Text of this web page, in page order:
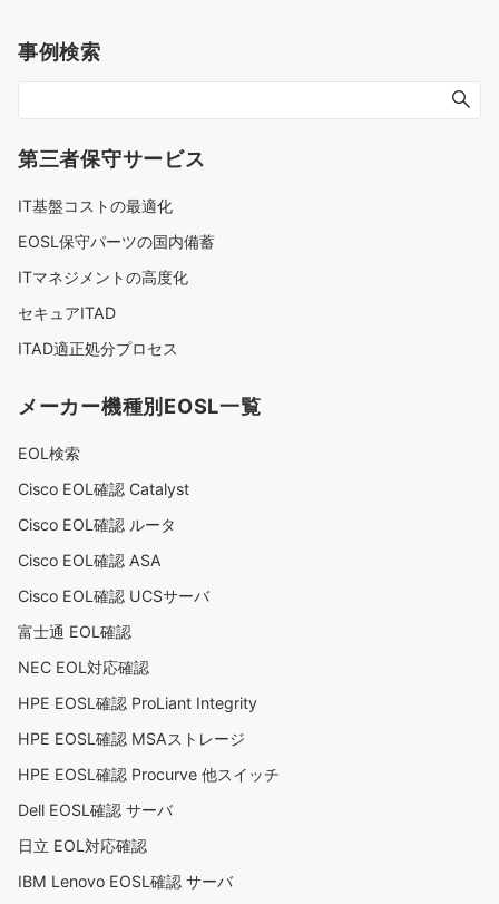
ビ
シ
ョ
ン
事例検索
第三者保守サービス
IT基盤コストの最適化
EOSL保守パーツの国内備蓄
ITマネジメントの高度化
セキュアITAD
ITAD適正処分プロセス
メーカー機種別EOSL一覧
EOL検索
Cisco EOL確認 Catalyst
Cisco EOL確認 ルータ
Cisco EOL確認 ASA
Cisco EOL確認 UCSサーバ
富士通 EOL確認
NEC EOL対応確認
HPE EOSL確認 ProLiant Integrity
HPE EOSL確認 MSAストレージ
HPE EOSL確認 Procurve 他スイッチ
Dell EOSL確認 サーバ
日立 EOL対応確認
IBM Lenovo EOSL確認 サーバ